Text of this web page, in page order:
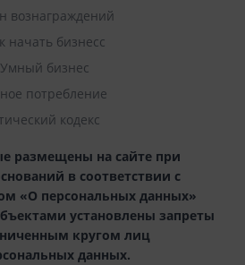
вознаграждений
начать бизнесс
Умный бизнес
потребление
кодекс
размещены на сайте при
в соответствии с
«О персональных данных»
установлены запреты
кругом лиц
данных.